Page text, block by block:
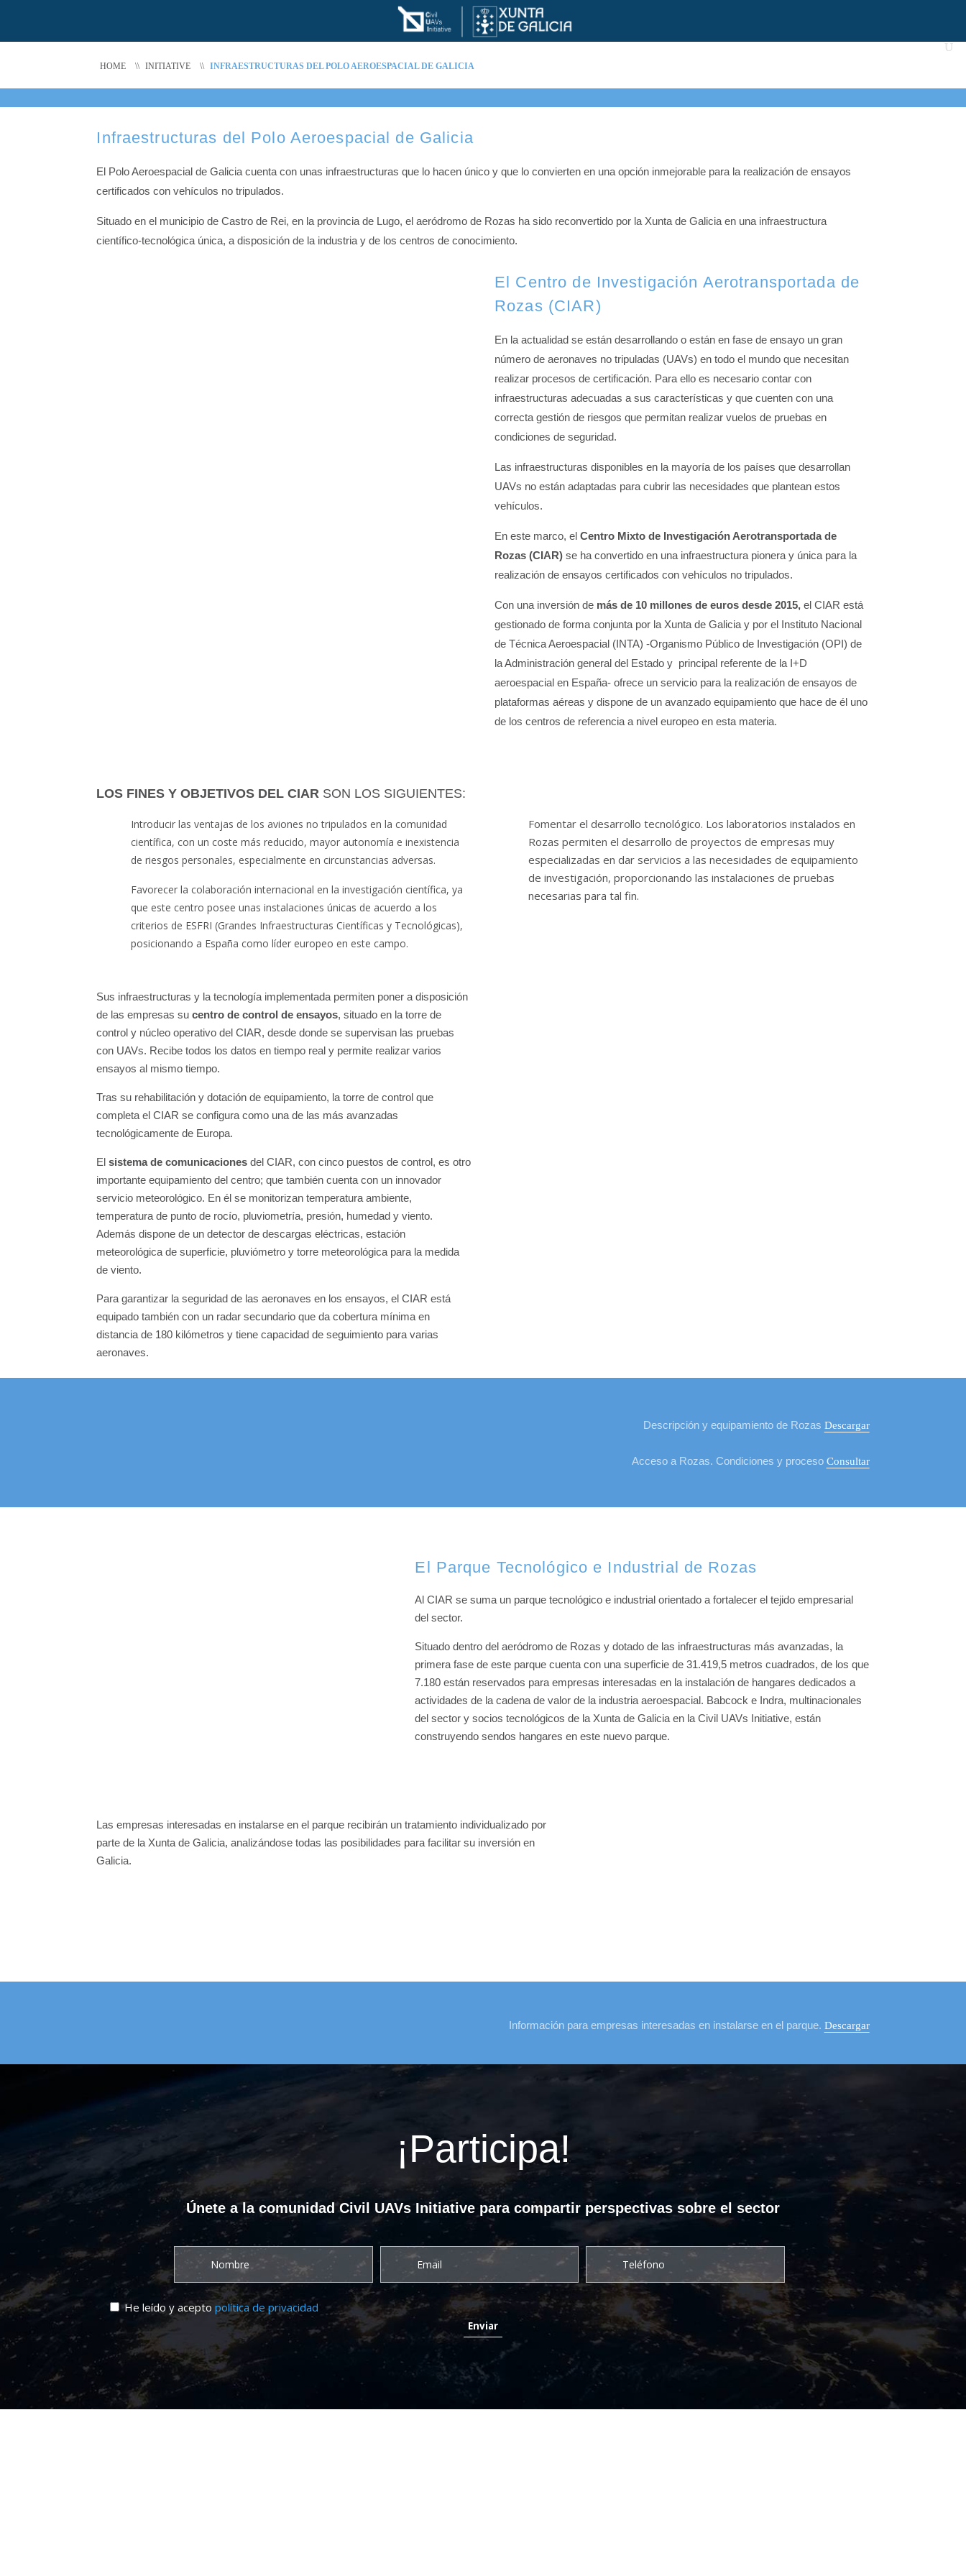
HOME \\ INITIATIVE \\ INFRAESTRUCTURAS DEL POLO AEROESPACIAL DE GALICIA
Infraestructuras del Polo Aeroespacial de Galicia
El Polo Aeroespacial de Galicia cuenta con unas infraestructuras que lo hacen único y que lo convierten en una opción inmejorable para la realización de ensayos
certificados con vehículos no tripulados.
Situado en el municipio de Castro de Rei, en la provincia de Lugo, el aeródromo de Rozas ha sido reconvertido por la Xunta de Galicia en una infraestructura
científico-tecnológica única, a disposición de la industria y de los centros de conocimiento.
El Centro de Investigación Aerotransportada de
Rozas (CIAR)
En la actualidad se están desarrollando o están en fase de ensayo un gran
número de aeronaves no tripuladas (UAVs) en todo el mundo que necesitan
realizar procesos de certificación. Para ello es necesario contar con
infraestructuras adecuadas a sus características y que cuenten con una
correcta gestión de riesgos que permitan realizar vuelos de pruebas en
condiciones de seguridad.
Las infraestructuras disponibles en la mayoría de los países que desarrollan
UAVs no están adaptadas para cubrir las necesidades que plantean estos
vehículos.
En este marco, elCentro Mixto de Investigación Aerotransportada de
Rozas (CIAR) se ha convertido en una infraestructura pionera y única para la
realización de ensayos certificados con vehículos no tripulados.
Con una inversión de más de 10 millones de euros desde 2015,el CIAR está
gestionado de forma conjunta por la Xunta de Galicia y por el Instituto Nacional
de Técnica Aeroespacial (INTA) -Organismo Público de Investigación (OPI) de
la Administración general del Estado y principal referente de la I+D
aeroespacial en España- ofrece un servicio para la realización de ensayos de
plataformas aéreas y dispone de un avanzado equipamiento que hace de él uno
de los centros de referencia a nivel europeo en esta materia.
LOS FINES Y OBJETIVOS DEL CIAR SON LOS SIGUIENTES:
Introducir las ventajas de los aviones no tripulados en la comunidad
científica, con un coste más reducido, mayor autonomía e inexistencia
de riesgos personales, especialmente en circunstancias adversas.
Favorecer la colaboración internacional en la investigación científica, ya
que este centro posee unas instalaciones únicas de acuerdo a los
criterios de ESFRI (Grandes Infraestructuras Científicas y Tecnológicas),
posicionando a España como líder europeo en este campo.
Fomentar el desarrollo tecnológico. Los laboratorios instalados en
Rozas permiten el desarrollo de proyectos de empresas muy
especializadas en dar servicios a las necesidades de equipamiento
de investigación, proporcionando las instalaciones de pruebas
necesarias para tal fin.
Sus infraestructuras y la tecnología implementada permiten poner a disposición
de las empresas sucentro de control de ensayos, situado en la torre de
control y núcleo operativo del CIAR, desde donde se supervisan las pruebas
con UAVs. Recibe todos los datos en tiempo real y permite realizar varios
ensayos al mismo tiempo.
Tras su rehabilitación y dotación de equipamiento, la torre de control que
completa el CIAR se configura como una de las más avanzadas
tecnológicamente de Europa.
Elsistema de comunicaciones del CIAR, con cinco puestos de control, es otro
importante equipamiento del centro; que también cuenta con un innovador
servicio meteorológico. En él se monitorizan temperatura ambiente,
temperatura de punto de rocío, pluviometría, presión, humedad y viento.
Además dispone de un detector de descargas eléctricas, estación
meteorológica de superficie, pluviómetro y torre meteorológica para la medida
de viento.
Para garantizar la seguridad de las aeronaves en los ensayos, el CIAR está
equipado también con un radar secundario que da cobertura mínima en
distancia de 180 kilómetros y tiene capacidad de seguimiento para varias
aeronaves.
Descripción y equipamiento de Rozas Descargar
Acceso a Rozas. Condiciones y proceso Consultar
El Parque Tecnológico e Industrial de Rozas
Al CIAR se suma un parque tecnológico e industrial orientado a fortalecer el tejido empresarial
del sector.
Situado dentro del aeródromo de Rozas y dotado de las infraestructuras más avanzadas, la
primera fase de este parque cuenta con una superficie de 31.419,5 metros cuadrados, de los que
7.180 están reservados para empresas interesadas en la instalación de hangares dedicados a
actividades de la cadena de valor de la industria aeroespacial. Babcock e Indra, multinacionales
del sector y socios tecnológicos de la Xunta de Galicia en la Civil UAVs Initiative, están
construyendo sendos hangares en este nuevo parque.
Las empresas interesadas en instalarse en el parque recibirán un tratamiento individualizado por
parte de la Xunta de Galicia, analizándose todas las posibilidades para facilitar su inversión en
Galicia.
Información para empresas interesadas en instalarse en el parque. Descargar
¡Participa!
Únete a la comunidad Civil UAVs Initiative para compartir perspectivas sobre el sector
He leído y aceptopolítica de privacidad